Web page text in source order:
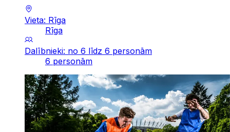
Vieta: Rīga
Rīga
Dalībnieki: no 6 līdz 6 personām
6 personām